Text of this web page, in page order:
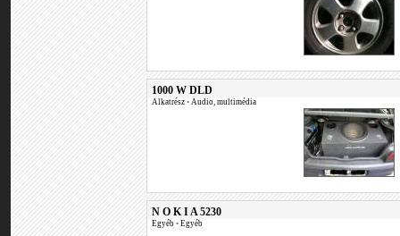
1000 W DLD
Alkatrész • Audio, multimédia
N O K I A 5230
Egyéb • Egyéb